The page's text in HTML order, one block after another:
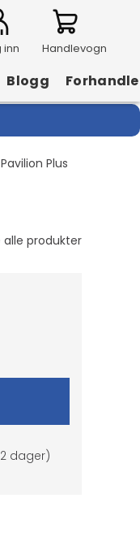
inn Handlevogn
Blogg
Plus
dager)